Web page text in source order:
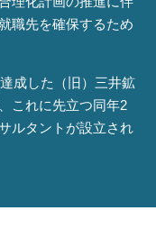
職先を確保するため
成した（旧）三井鉱
これに先立つ同年2
ルタントが設立され